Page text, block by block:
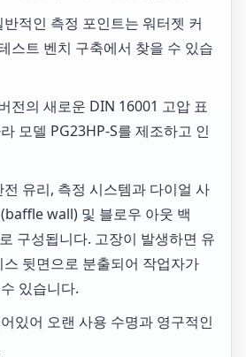
적인 측정 포인트는 워터젯 커
스트 벤치 구축에서 찾을 수 있습
전의 새로운 DIN 16001 고압 표
모델 PG23HP-S를 제조하고 인
유리, 측정 시스템과 다이얼 사
wall) 및 블로우 아웃 백
구성됩니다. 고장이 발생하면 유
뒷면으로 분출되어 작업자가
있습니다.
있어 오랜 사용 수명과 영구적인